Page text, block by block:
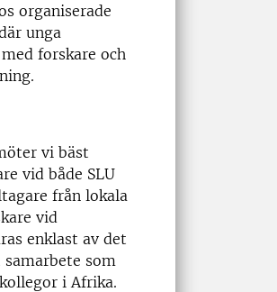
organiserade
unga
forskare och
vi bäst
vid både SLU
från lokala
vid
enklast av det
som
i Afrika.